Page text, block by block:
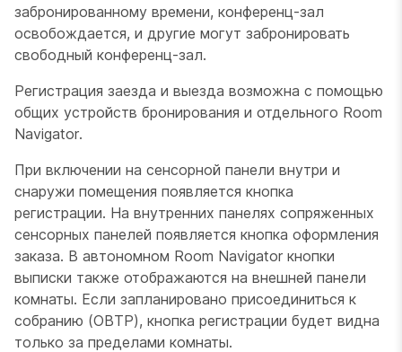
забронированному времени, конференц-зал
освобождается, и другие могут забронировать
свободный конференц-зал.
Регистрация заезда и выезда возможна с помощью
общих устройств бронирования и отдельного Room
Navigator.
При включении на сенсорной панели внутри и
снаружи помещения появляется кнопка
регистрации. На внутренних панелях сопряженных
сенсорных панелей появляется кнопка оформления
заказа. В автономном Room Navigator кнопки
выписки также отображаются на внешней панели
комнаты. Если запланировано присоединиться к
собранию (OBTP), кнопка регистрации будет видна
только за пределами комнаты.